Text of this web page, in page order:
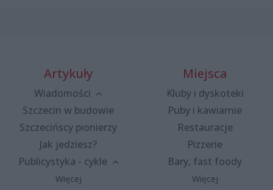
Artykuły
Wiadomości
Szczecin w budowie
Szczecińscy pionierzy
Jak jedziesz?
Publicystyka - cykle
Więcej
Miejsca
Kluby i dyskoteki
Puby i kawiarnie
Restauracje
Pizzerie
Bary, fast foody
Więcej